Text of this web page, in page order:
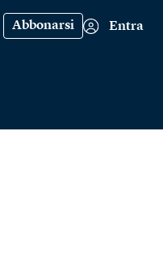
Abbonarsi Entra